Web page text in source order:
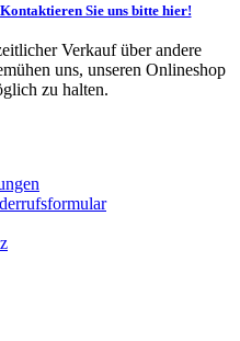
Kontaktieren Sie uns bitte hier!
Verkauf über andere
uns, unseren Onlineshop
zu halten.